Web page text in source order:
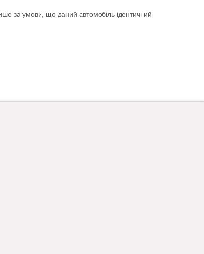
за умови, що даний автомобіль ідентичний